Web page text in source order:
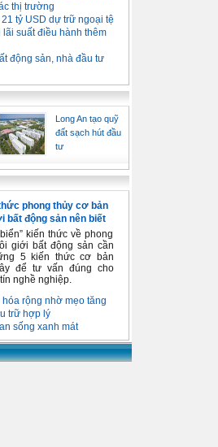
thị trường
tỷ USD dự trữ ngoại tệ
suất điều hành thêm
động sản, nhà đầu tư
Long An tạo quỹ
đất sạch hút đầu
tư
phong thủy cơ bản
bất động sản nên biết
kiến thức về phong
giới bất động sản cần
5 kiến thức cơ bản
để tư vấn đúng cho
nghề nghiệp.
rộng nhờ mẹo tăng
trữ hợp lý
sống xanh mát